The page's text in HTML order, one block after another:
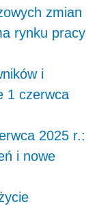
zmian
rynku pracy
i
1 czerwca
2025 r.:
i nowe